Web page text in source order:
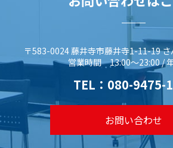
〒583-0024 藤井寺市藤井寺1-11-19
営業時間 13:00～23:00 /
TEL： 080-9475-
お問い合わせ